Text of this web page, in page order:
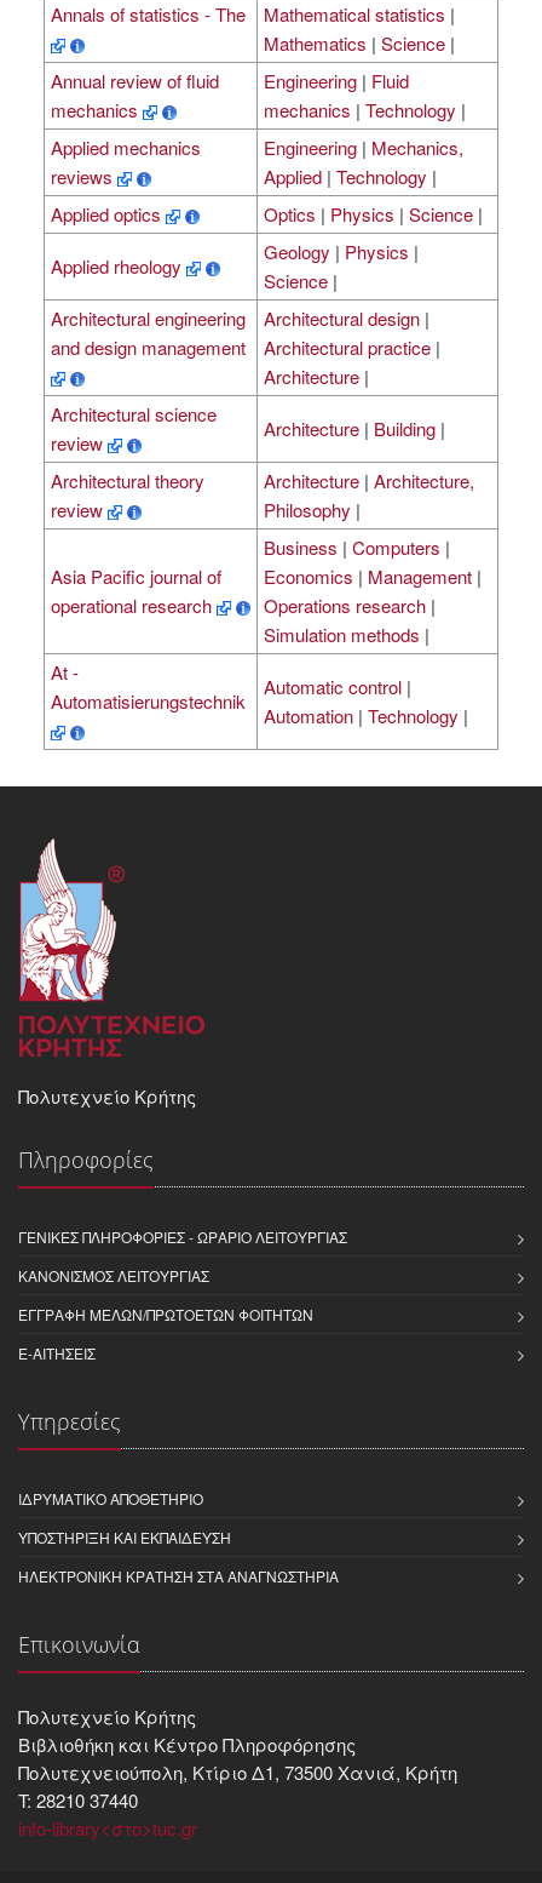
Annals of statistics - The
Mathematical statistics |
Mathematics | Science |
Annual review of fluid
mechanics
Engineering | Fluid
mechanics | Technology |
Applied mechanics
reviews
Engineering | Mechanics,
Applied | Technology |
Applied optics
Optics | Physics | Science |
Applied rheology
Geology | Physics |
Science |
Architectural engineering
and design management
Architectural design |
Architectural practice |
Architecture |
Architectural science
review
Architecture | Building |
Architectural theory
review
Architecture | Architecture,
Philosophy |
Asia Pacific journal of
operational research
Business | Computers |
Economics | Management |
Operations research |
Simulation methods |
At -
Automatisierungstechnik
Automatic control |
Automation | Technology |
Πολυτεχνείο Κρήτης
Πληροφορίες
ΓΕΝΙΚΈΣ ΠΛΗΡΟΦΟΡΊΕΣ - ΩΡΆΡΙΟ ΛΕΙΤΟΥΡΓΊΑΣ
ΚΑΝΟΝΙΣΜΌΣ ΛΕΙΤΟΥΡΓΊΑΣ
ΕΓΓΡΑΦΉ ΜΕΛΏΝ/ΠΡΩΤΟΕΤΏΝ ΦΟΙΤΗΤΏΝ
E-ΑΙΤΉΣΕΙΣ
Υπηρεσίες
ΙΔΡΥΜΑΤΙΚΌ ΑΠΟΘΕΤΉΡΙΟ
ΥΠΟΣΤΉΡΙΞΗ ΚΑΙ ΕΚΠΑΊΔΕΥΣΗ
ΗΛΕΚΤΡΟΝΙΚΉ ΚΡΆΤΗΣΗ ΣΤΑ ΑΝΑΓΝΩΣΤΉΡΙΑ
Επικοινωνία
Πολυτεχνείο Κρήτης
Βιβλιοθήκη και Kέντρο Πληροφόρησης
Πολυτεχνειούπολη, Κτίριο Δ1, 73500 Χανιά, Κρήτη
T: 28210 37440
info-library<στο>tuc.gr